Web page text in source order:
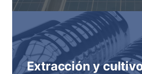
Extracción y